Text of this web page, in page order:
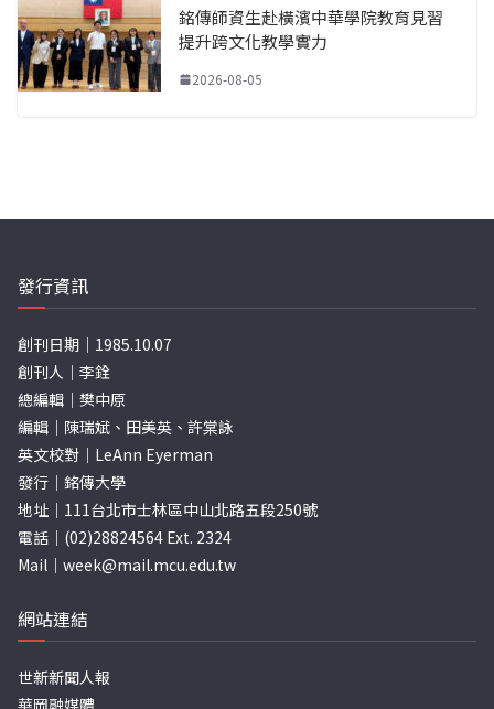
銘傳師資生赴橫濱中華學院教育見習
提升跨文化教學實力
2026-08-05
發行資訊
創刊日期｜1985.10.07
創刊人｜李銓
總編輯｜樊中原
編輯｜陳瑞斌、田美英、許棠詠
英文校對｜LeAnn Eyerman
發行｜銘傳大學
地址｜111台北市士林區中山北路五段250號
電話｜(02)28824564 Ext. 2324
Mail｜ week@mail.mcu.edu.tw
網站連結
世新新聞人報
華岡融媒體